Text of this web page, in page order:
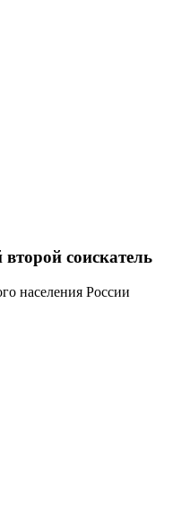
соискатель
населения России